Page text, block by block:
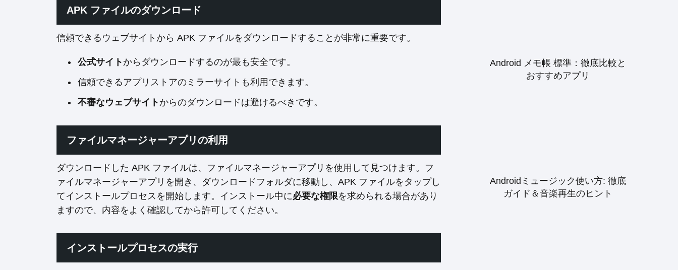
APK ファイルのダウンロード
信頼できるウェブサイトから APK ファイルをダウンロードすることが非常に重要です。
公式サイトからダウンロードするのが最も安全です。
信頼できるアプリストアのミラーサイトも利用できます。
不審なウェブサイトからのダウンロードは避けるべきです。
ファイルマネージャーアプリの利用
ダウンロードした APK ファイルは、ファイルマネージャーアプリを使用して見つけます。フ
ァイルマネージャーアプリを開き、ダウンロードフォルダに移動し、APK ファイルをタップし
てインストールプロセスを開始します。インストール中に必要な権限を求められる場合があり
ますので、内容をよく確認してから許可してください。
インストールプロセスの実行
Android メモ帳 標準：徹底比較と
おすすめアプリ
Androidミュージック使い方: 徹底
ガイド＆音楽再生のヒント